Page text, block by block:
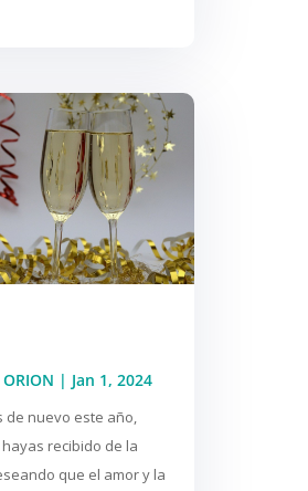
| Jan 1, 2024
de nuevo este año,
recibido de la
que el amor y la